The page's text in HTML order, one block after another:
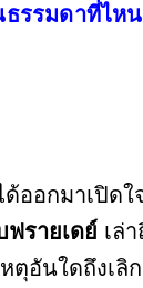
ธรรมดาที่ไห
ด้ออกมาเปิดใ
ฟรายเดย์ เล่
ตุอันใดถึงเลิ